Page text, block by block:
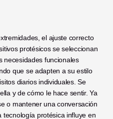
el ajuste correcto
protésicos se seleccionan
necesidades funcionales
que se adapten a su estilo
diarios individuales. Se
y de cómo le hace sentir. Ya
o mantener una conversación
tecnología protésica influye en